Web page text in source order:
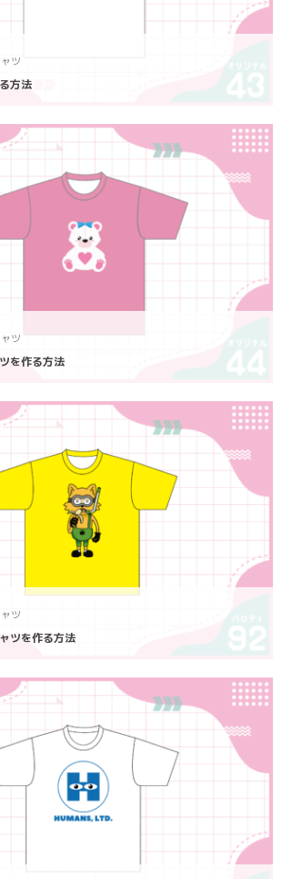
ツ
方法
ツ
を作る方法
ツ
ツを作る方法
す